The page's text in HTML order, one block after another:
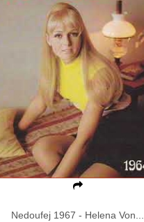
Nedoufej 1967 - Helena Von...